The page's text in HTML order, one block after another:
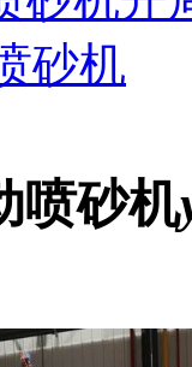
砂机
喷砂机